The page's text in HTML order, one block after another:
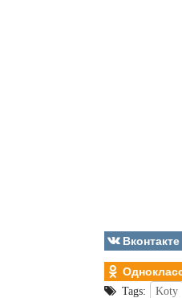
Вконтакте
Tags: Koty